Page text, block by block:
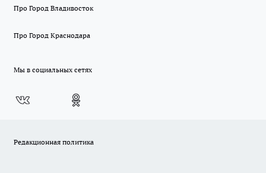
Про Город Владивосток
Про Город Краснодара
Мы в социальных сетях
Редакционная политика